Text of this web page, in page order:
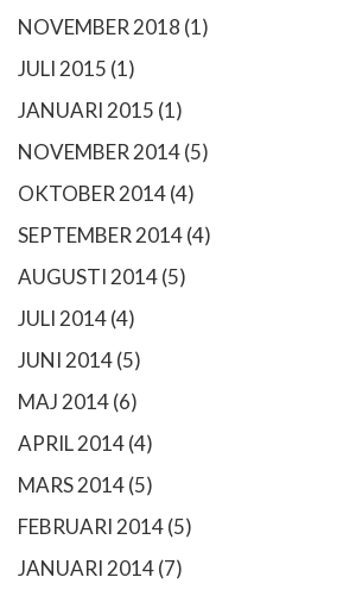
NOVEMBER 2018 (1)
JULI 2015 (1)
JANUARI 2015 (1)
NOVEMBER 2014(5)
OKTOBER 2014(4)
SEPTEMBER 2014(4)
AUGUSTI 2014(5)
JULI 2014(4)
JUNI 2014(5)
MAJ 2014(6)
APRIL 2014(4)
MARS 2014(5)
FEBRUARI 2014(5)
JANUARI 2014(7)